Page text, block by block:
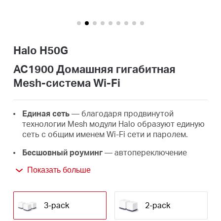
Halo H50G
AC1900 Домашняя гигабитная
Mesh-система Wi-Fi
Единая сеть— благодаря продвинутой
технологии Mesh модули Halo образуют единую
сеть с общим именем Wi-Fi сети и паролем.
Бесшовный роуминг— автопереключение
дому позволит получать лучший сигнал и
устройствах.
Покрытие по всему дому— высокоскоростной
Показать больше
3-pack 2-pack